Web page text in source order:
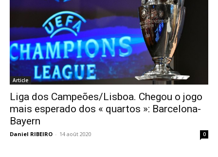
Article
Liga dos Campeões/Lisboa. Chegou o jogo
mais esperado dos « quartos »: Barcelona-
Bayern
Daniel RIBEIRO - 14 août 2020 0